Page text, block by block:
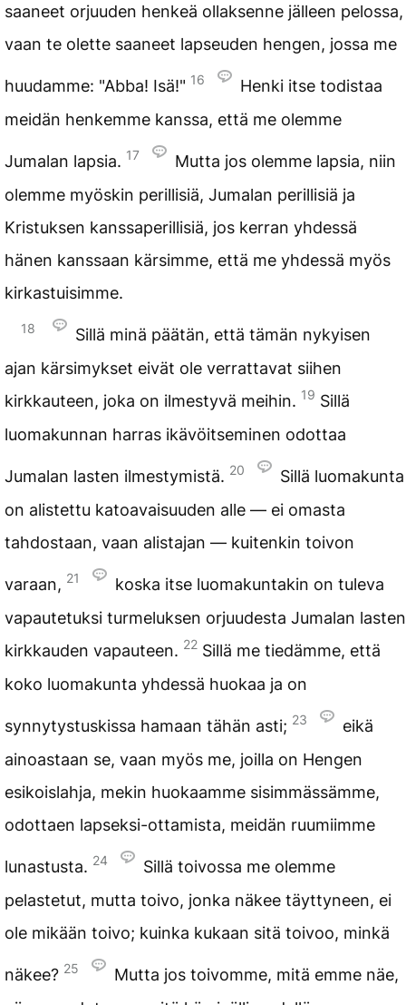
saaneet orjuuden henkeä ollaksenne jälleen pelossa,
vaan te olette saaneet lapseuden hengen, jossa me
huudamme: "Abba! Isä!" 16
Henki itse todistaa
meidän henkemme kanssa, että me olemme
Jumalan lapsia. 17
Mutta jos olemme lapsia, niin
olemme myöskin perillisiä, Jumalan perillisiä ja
Kristuksen kanssaperillisiä, jos kerran yhdessä
hänen kanssaan kärsimme, että me yhdessä myös
kirkastuisimme.
18
Sillä minä päätän, että tämän nykyisen
ajan kärsimykset eivät ole verrattavat siihen
kirkkauteen, joka on ilmestyvä meihin. 19 Sillä
luomakunnan harras ikävöitseminen odottaa
Jumalan lasten ilmestymistä. 20
Sillä luomakunta
on alistettu katoavaisuuden alle — ei omasta
tahdostaan, vaan alistajan — kuitenkin toivon
varaan, 21
koska itse luomakuntakin on tuleva
vapautetuksi turmeluksen orjuudesta Jumalan lasten
kirkkauden vapauteen. 22 Sillä me tiedämme, että
koko luomakunta yhdessä huokaa ja on
synnytystuskissa hamaan tähän asti; 23
eikä
ainoastaan se, vaan myös me, joilla on Hengen
esikoislahja, mekin huokaamme sisimmässämme,
odottaen lapseksi-ottamista, meidän ruumiimme
lunastusta. 24
Sillä toivossa me olemme
pelastetut, mutta toivo, jonka näkee täyttyneen, ei
ole mikään toivo; kuinka kukaan sitä toivoo, minkä
näkee? 25
Mutta jos toivomme, mitä emme näe,